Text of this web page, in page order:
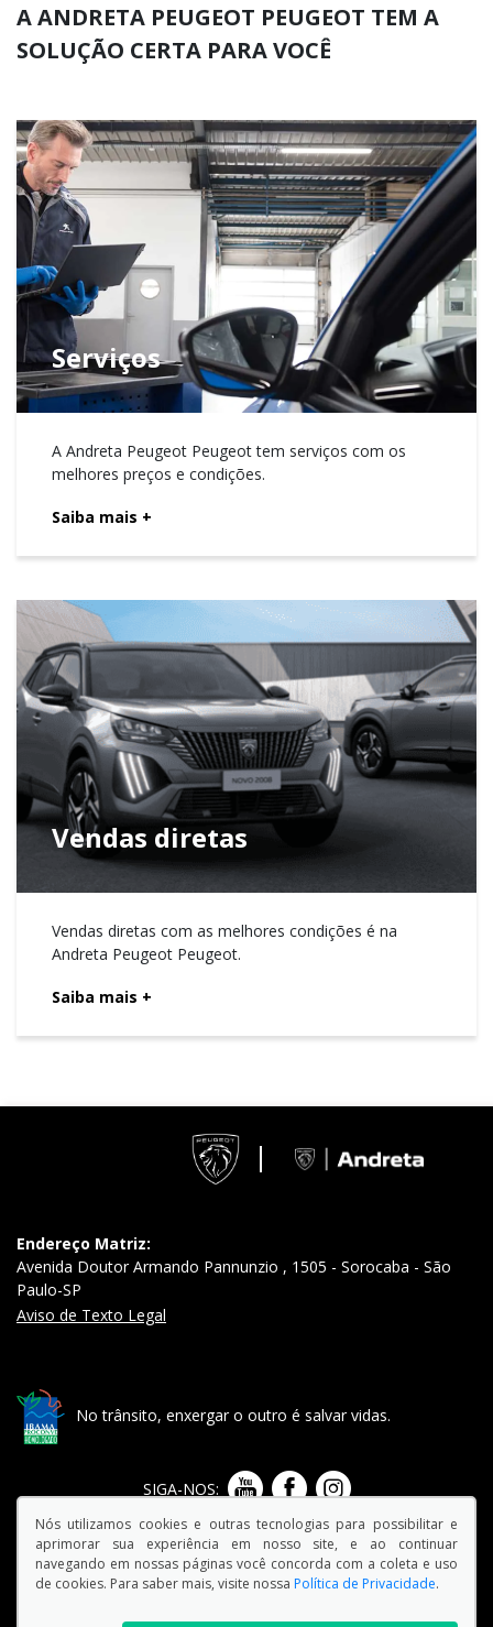
A ANDRETA PEUGEOT PEUGEOT TEM A
SOLUÇÃO CERTA PARA VOCÊ
Serviços
A Andreta Peugeot Peugeot tem serviços com os
melhores preços e condições.
Saiba mais +
Vendas diretas
Vendas diretas com as melhores condições é na
Andreta Peugeot Peugeot.
Saiba mais +
Endereço Matriz:
Avenida Doutor Armando Pannunzio , 1505 - Sorocaba - São
Paulo-SP
Aviso de Texto Legal
No trânsito, enxergar o outro é salvar vidas.
SIGA-NOS:
© Copyright 2026
Nós utilizamos cookies e outras tecnologias para possibilitar e
aprimorar sua experiência em nosso site, e ao continuar
navegando em nossas páginas você concorda com a coleta e uso
de cookies. Para saber mais, visite nossa Política de Privacidade.